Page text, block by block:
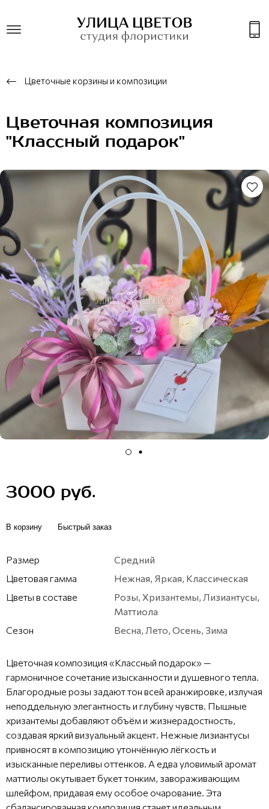
Цветочные корзины и композиции
Цветочная композиция
"Классный подарок"
3000 руб.
В корзину Быстрый заказ
Размер
Средний
Цветовая гамма
Нежная, Яркая, Классическая
Цветы в составе
Розы, Хризантемы, Лизиантусы,
Маттиола
Сезон
Весна, Лето, Осень, Зима
Цветочная композиция «Классный подарок» —
гармоничное сочетание изысканности и душевного тепла.
Благородные розы задают тон всей аранжировке, излучая
неподдельную элегантность и глубину чувств. Пышные
хризантемы добавляют объём и жизнерадостность,
создавая яркий визуальный акцент. Нежные лизиантусы
привносят в композицию утончённую лёгкость и
изысканные переливы оттенков. А едва уловимый аромат
маттиолы окутывает букет тонким, завораживающим
шлейфом, придавая ему особое очарование. Эта
сбалансированная композиция станет идеальным